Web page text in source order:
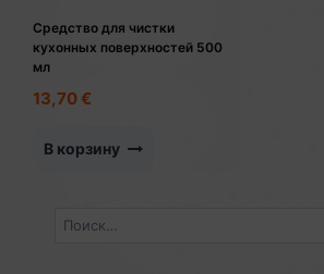
Средство для чистки
кухонных поверхностей 500
мл
13,70€
В корзину
Найти: